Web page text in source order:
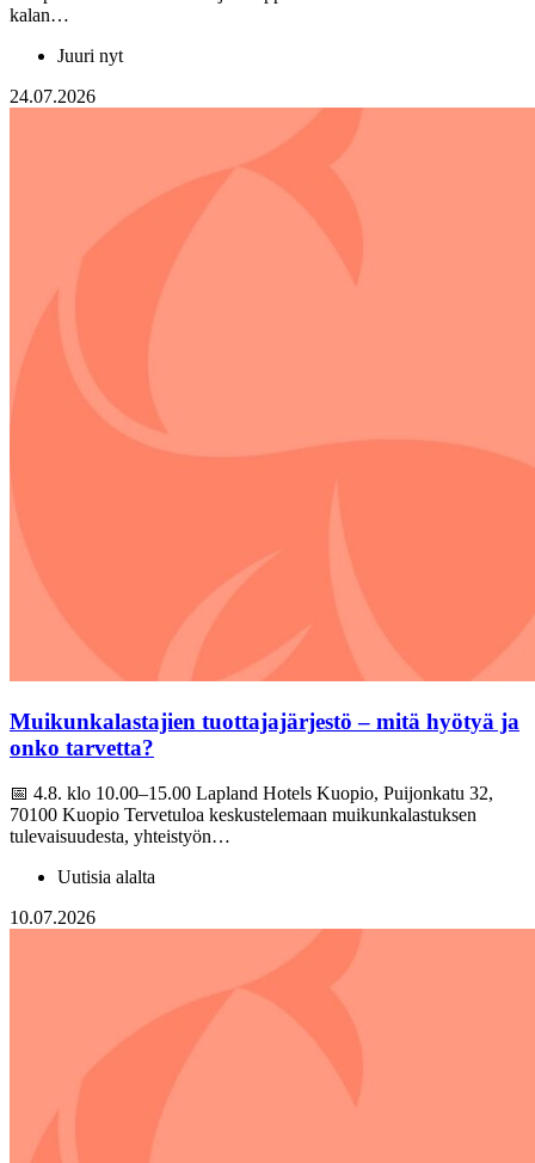
kalan…
Juuri nyt
24.07.2026
Muikunkalastajien tuottajajärjestö – mitä hyötyä ja
onko tarvetta?
📅 4.8. klo 10.00–15.00 Lapland Hotels Kuopio, Puijonkatu 32,
70100 Kuopio Tervetuloa keskustelemaan muikunkalastuksen
tulevaisuudesta, yhteistyön…
Uutisia alalta
10.07.2026